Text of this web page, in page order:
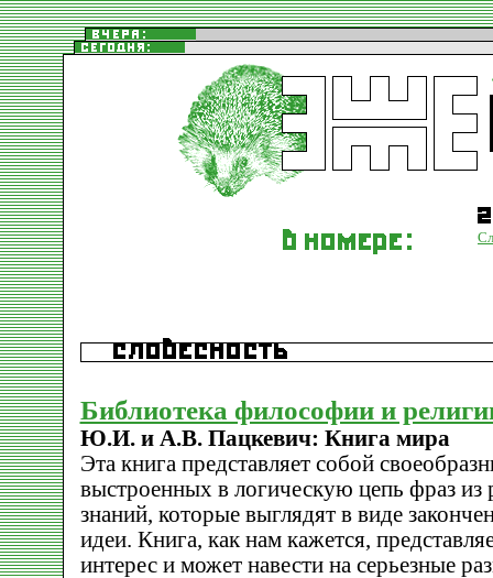
Библиотека философии и
Ю.И. и А.В. Пацкевич: Книга мира
Эта книга представляет собой
выстроенных в логическую цепь фраз из
знаний, которые выглядят в виде
идеи. Книга, как нам кажется,
интерес и может навести на серьезные